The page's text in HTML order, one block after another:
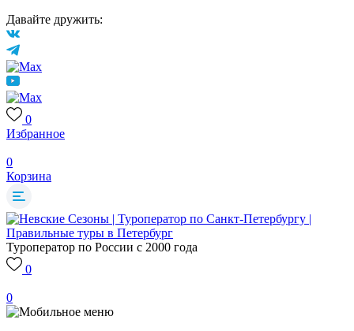
Давайте дружить:
0
Избранное
0
Корзина
Туроператор по России с 2000 года
0
0